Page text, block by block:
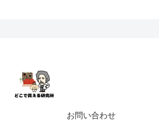
お問い合わせ